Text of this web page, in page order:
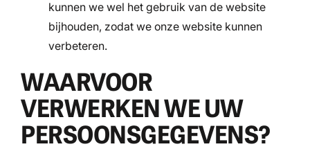
kunnen we wel het gebruik van de website
bijhouden, zodat we onze website kunnen
verbeteren.
WAARVOOR
VERWERKEN WE UW
PERSOONSGEGEVENS?